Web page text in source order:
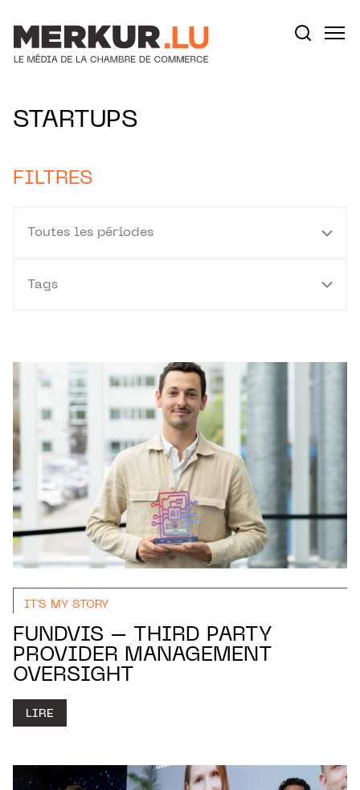
STARTUPS
FILTRES
Toutes les périodes
Tags
IT'S MY STORY
FUNDVIS – THIRD PARTY
PROVIDER MANAGEMENT
OVERSIGHT
LIRE